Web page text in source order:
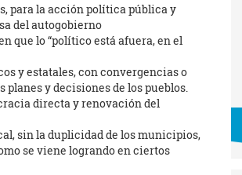
para la acción política pública y
del autogobierno
que lo “político está afuera, en el
y estatales, con convergencias o
planes y decisiones de los pueblos.
directa y renovación del
sin la duplicidad de los municipios,
se viene logrando en ciertos